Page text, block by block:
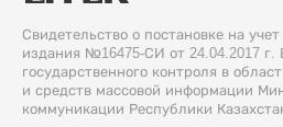
Свидетельство о постановке на
издания №16475-СИ от 24.04.2017 г.
государственного контроля в
и средств массовой информации
коммуникации Республики